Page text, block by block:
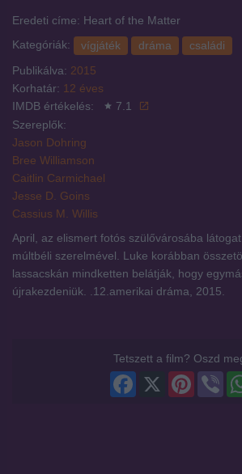
Eredeti címe: Heart of the Matter
Kategóriák:
vígjáték dráma
családi
Publikálva: 2015
Korhatár: 12 éves
IMDB értékelés:
7.1
Szereplők:
Jason Dohring
Bree Williamson
Caitlin Carmichael
Jesse D. Goins
Cassius M. Willis
April, az elismert fotós szülővárosába
múltbéli szerelmével. Luke korábban
lassacskán mindketten belátják, hogy
újrakezdeniük. .12.amerikai dráma, 2015.
Tetszett a film? Oszd
Pinterest
X
Facebook